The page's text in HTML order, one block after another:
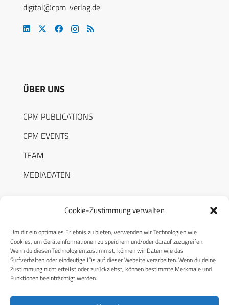
Cookie-Zustimmung verwalten
Um dir ein optimales Erlebnis zu bieten, verwenden wir Technologien wie
Cookies, um Geräteinformationen zu speichern und/oder darauf zuzugreifen.
Wenn du diesen Technologien zustimmst, können wir Daten wie das
Surfverhalten oder eindeutige IDs auf dieser Website verarbeiten. Wenn du deine
Zustimmung nicht erteilst oder zurückziehst, können bestimmte Merkmale und
Funktionen beeinträchtigt werden.
digital@cpm-verlag.de
ÜBER UNS
CPM PUBLICATIONS
CPM EVENTS
TEAM
MEDIADATEN
RECHTLICHES
Datenschutzerklärung
Cookie-Richtlinie (EU)